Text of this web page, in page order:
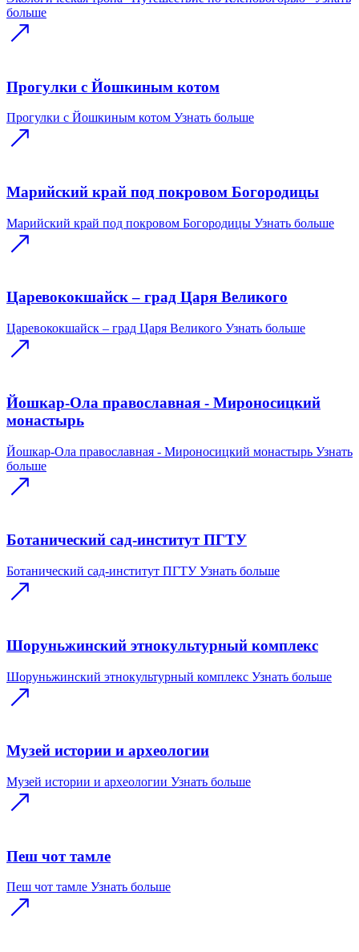
больше
Прогулки с Йошкиным котом
Прогулки с Йошкиным котом Узнать больше
Марийский край под покровом Богородицы
Марийский край под покровом Богородицы Узнать больше
Царевококшайск – град Царя Великого
Царевококшайск – град Царя Великого Узнать больше
Йошкар-Ола православная - Мироносицкий
монастырь
Йошкар-Ола православная - Мироносицкий монастырь Узнать
больше
Ботанический сад-институт ПГТУ
Ботанический сад-институт ПГТУ Узнать больше
Шоруньжинский этнокультурный комплекс
Шоруньжинский этнокультурный комплекс Узнать больше
Музей истории и археологии
Музей истории и археологии Узнать больше
Пеш чот тамле
Пеш чот тамле Узнать больше